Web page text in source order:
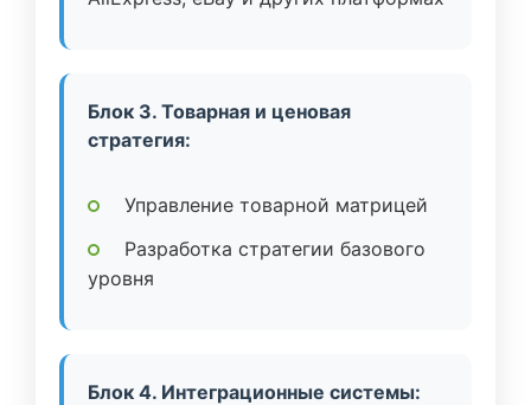
Блок 3. Товарная и ценовая
стратегия:
Управление товарной матрицей
Разработка стратегии базового
уровня
Блок 4. Интеграционные системы: